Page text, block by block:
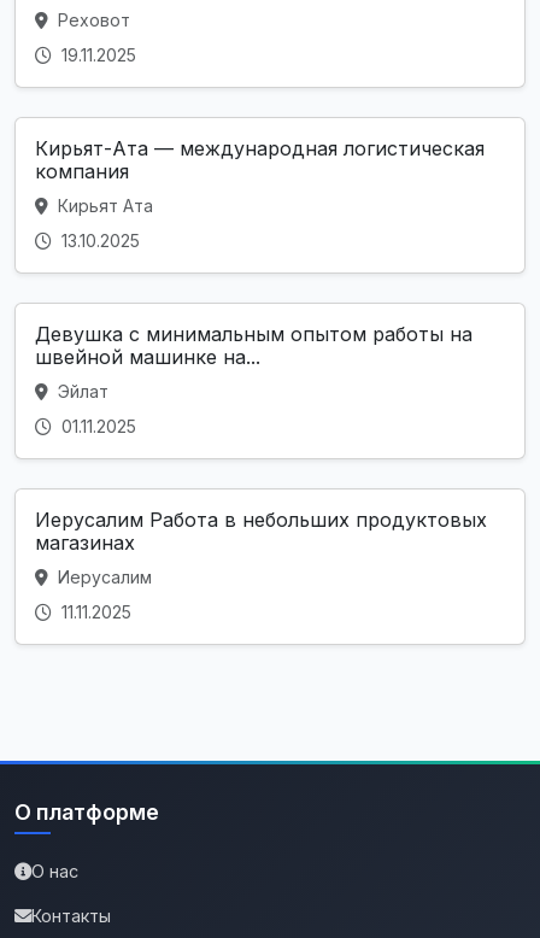
Реховот
19.11.2025
Кирьят-Ата — международная логистическая
компания
Кирьят Ата
13.10.2025
Девушка с минимальным опытом работы на
швейной машинке на...
Эйлат
01.11.2025
Иерусалим Работа в небольших продуктовых
магазинах
Иерусалим
11.11.2025
О платформе
О нас
Контакты